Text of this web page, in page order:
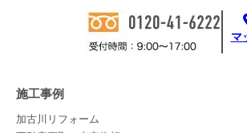
マ
施工事例
加古川リフォーム